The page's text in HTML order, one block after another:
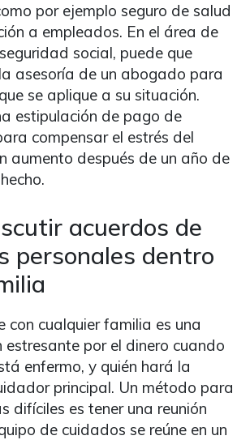
por ejemplo seguro de salud
a empleados. En el área de
social, puede que
asesoría de un abogado para
se aplique a su situación.
estipulación de pago de
compensar el estrés del
aumento después de un año de
acuerdos de
personales dentro
con cualquier familia es una
estresante por el dinero cuando
enfermo, y quién hará la
principal. Un método para
difíciles es tener una reunión
de cuidados se reúne en un